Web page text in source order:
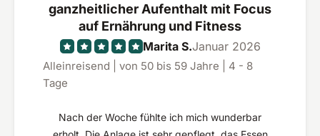
ganzheitlicher Aufenthalt mit Focus
auf Ernährung und Fitness
Marita S.Januar 2026
Alleinreisend | von 50 bis 59 Jahre | 4 - 8
Tage
Nach der Woche fühlte ich mich wunderbar